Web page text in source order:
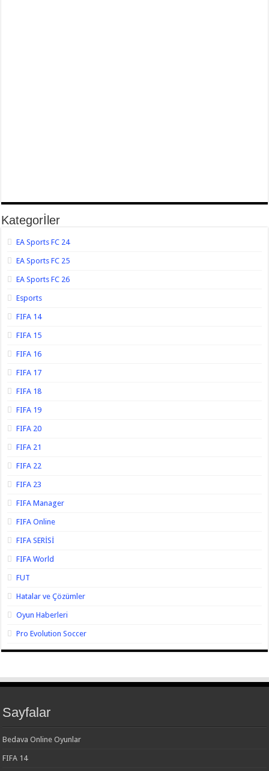
Kategorİler
EA Sports FC 24
EA Sports FC 25
EA Sports FC 26
Esports
FIFA 14
FIFA 15
FIFA 16
FIFA 17
FIFA 18
FIFA 19
FIFA 20
FIFA 21
FIFA 22
FIFA 23
FIFA Manager
FIFA Online
FIFA SERİSİ
FIFA World
FUT
Hatalar ve Çözümler
Oyun Haberleri
Pro Evolution Soccer
Sayfalar
Bedava Online Oyunlar
FIFA 14